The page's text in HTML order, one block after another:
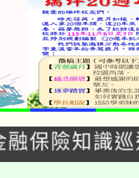
學年度第
師甄選結果
融保險知識
學年度學生